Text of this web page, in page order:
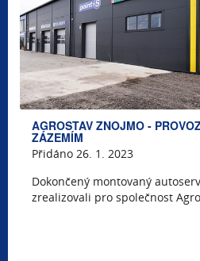
AGROSTAV ZNOJMO -
ZÁZEMÍM
Přidáno 26. 1. 2023
Dokončený montovaný
zrealizovali pro společnost